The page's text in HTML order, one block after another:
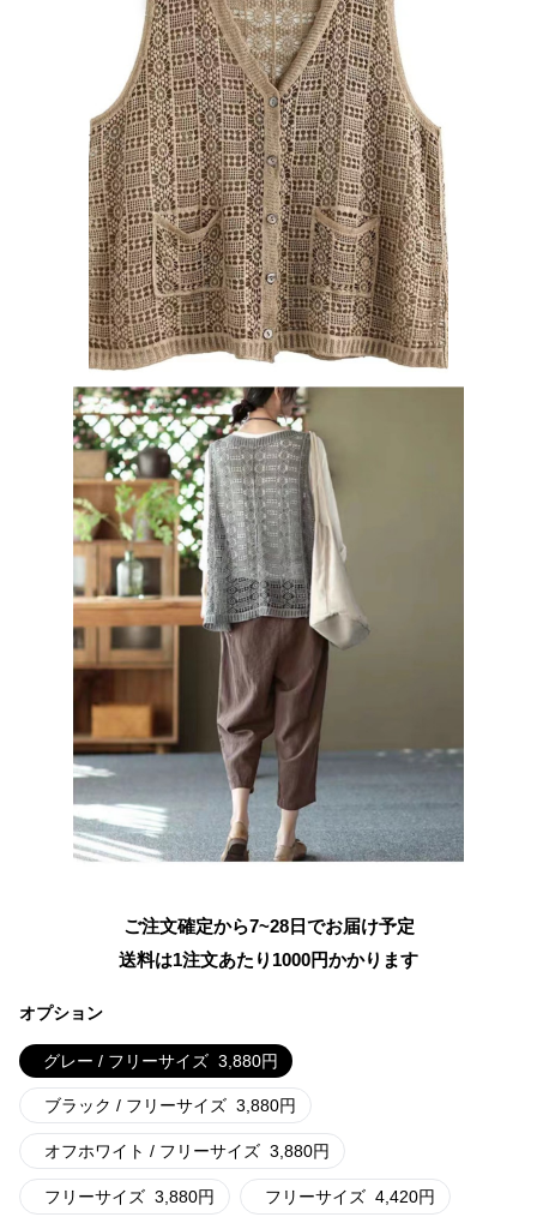
ご注文確定から7~28日でお届け予定
送料は1注文あたり 1000円かかります
オプション
グレー / フリーサイズ 3,880円
ブラック / フリーサイズ 3,880円
オフホワイト / フリーサイズ 3,880円
フリーサイズ 3,880円 フリーサイズ 4,420円